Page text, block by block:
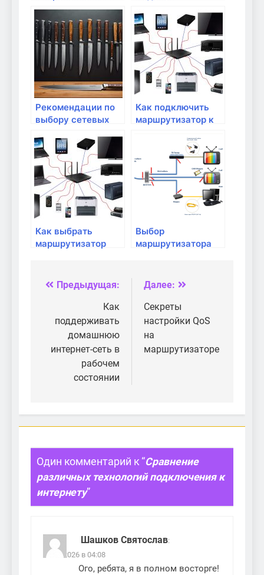
волновых антенн
для домашних
маршрутизаторов
на рынке
Рекомендации по
выбору сетевых
Как подключить
маршрутизатор к
провайдера?
Как выбрать
маршрутизатор
Выбор
маршрутизатора
Навигация
записям
Предыдущая:
Как
поддерживать
домашнюю
интернет-сеть в
рабочем
состоянии
Далее:
Секреты
настройки QoS
на
маршрутизаторе
Один комментарий к “Сравнение
различных технологий подключения к
интернету”
Шашков Святослав:
06.03.2026 в 04:08
Ого, ребята, я в полном восторге!